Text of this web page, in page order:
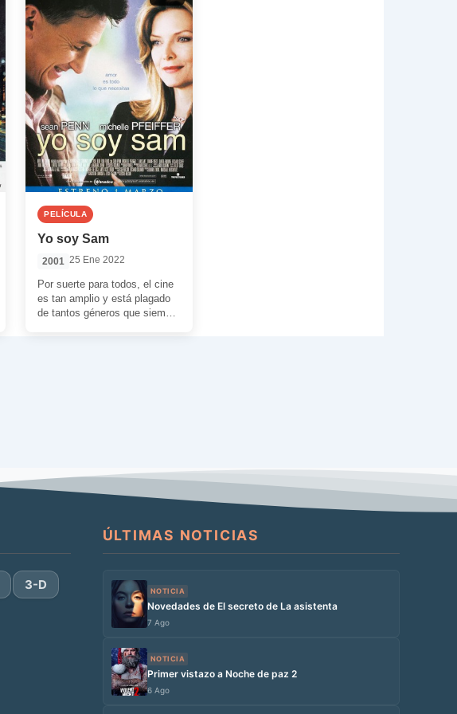
PELÍCULA
Yo soy Sam
2001 25 Ene 2022
Por suerte para todos, el cine
es tan amplio y está plagado
de tantos géneros que siempre
3-D
ÚLTIMAS NOTICIAS
NOTICIA
Novedades de El secreto de La asistenta
7 Ago
NOTICIA
Primer vistazo a Noche de paz 2
6 Ago